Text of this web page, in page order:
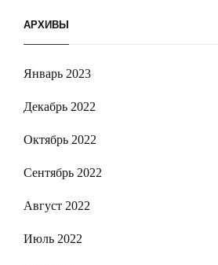
АРХИВЫ
Январь 2023
Декабрь 2022
Октябрь 2022
Сентябрь 2022
Август 2022
Июль 2022